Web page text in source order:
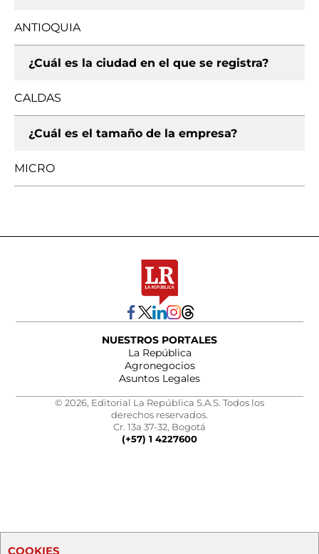
ANTIOQUIA
¿Cuál es la ciudad en el que se registra?
CALDAS
¿Cuál es el tamaño de la empresa?
MICRO
NUESTROS PORTALES
La República
Agronegocios
Asuntos Legales
© 2026, Editorial La República S.A.S. Todos los
derechos reservados.
Cr. 13a 37-32, Bogotá
(+57) 1 4227600
COOKIES